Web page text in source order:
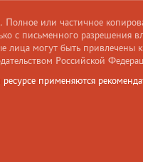
или частичное
с письменного разрешения
могут быть привлечены к
Российской
применяются